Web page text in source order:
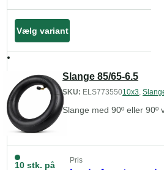
Vælg variant
Slange 85/65-6.5
SKU: ELS77355010x3,
Slange med 90º eller 90º
10 stk. på
Pris